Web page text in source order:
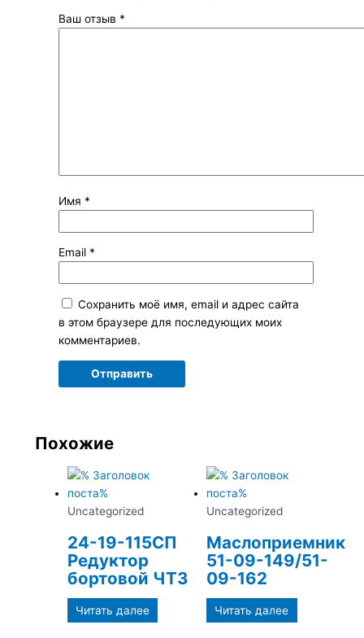
Ваш отзыв *
Имя *
Email *
Сохранить моё имя, email и адрес сайта
в этом браузере для последующих моих
комментариев.
Похожие
Uncategorized
24-19-115СП
Редуктор
бортовой ЧТЗ
Читать далее
Uncategorized
Маслоприемник
51-09-149/51-
09-162
Читать далее